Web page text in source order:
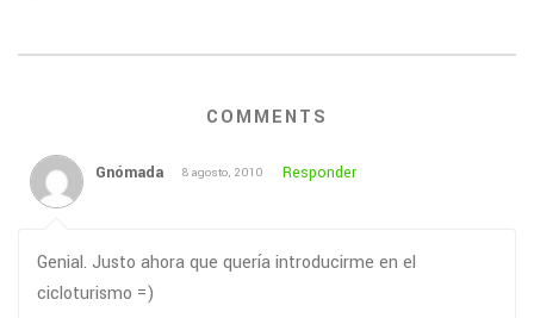
COMMENTS
Gnómada 8 agosto, 2010 Responder
Genial. Justo ahora que quería introducirme en el
cicloturismo =)